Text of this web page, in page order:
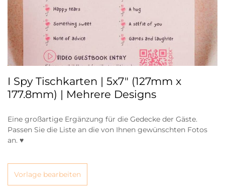
I Spy Tischkarten | 5x7" (127mm x
177.8mm) | Mehrere Designs
Eine großartige Ergänzung für die Gedecke der Gäste.
Passen Sie die Liste an die von Ihnen gewünschten Fotos
an. ♥
Vorlage bearbeiten